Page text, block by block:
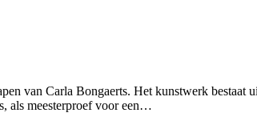
van Carla Bongaerts. Het kunstwerk bestaat
als meesterproef voor een…